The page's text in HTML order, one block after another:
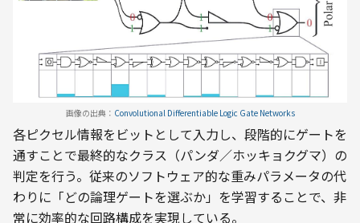
画像の出典： Convolutional Differentiable Logic Gate Networks
各ピクセル情報をビットとして入力し、段階的にゲートを
通すことで最終的なクラス（パンダ／ホッキョクグマ）の
判定を行う。従来のソフトウェア的な重みパラメータの代
わりに「どの論理ゲートを選ぶか」を学習することで、非
常に効率的な回路構成を実現している。